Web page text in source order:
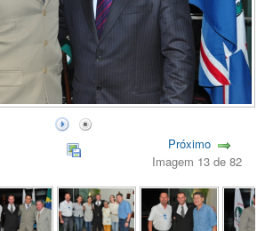
Próximo
Imagem 13 de 82